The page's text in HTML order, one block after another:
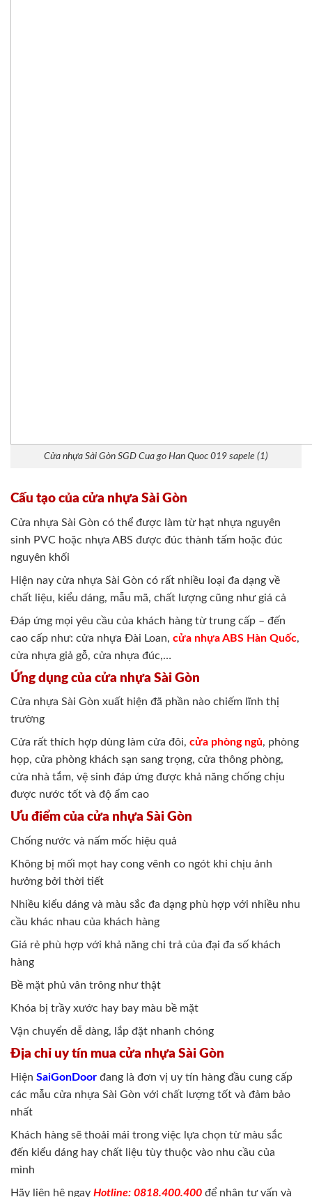
Cửa nhựa Sài Gòn SGD Cua go Han Quoc 019 sapele (1)
Cấu tạo của cửa nhựa Sài Gòn
Cửa nhựa Sài Gòn có thể được làm từ hạt nhựa nguyên
sinh PVC hoặc nhựa ABS được đúc thành tấm hoặc đúc
nguyên khối
Hiện nay cửa nhựa Sài Gòn có rất nhiều loại đa dạng về
chất liệu, kiểu dáng, mẫu mã, chất lượng cũng như giá cả
Đáp ứng mọi yêu cầu của khách hàng từ trung cấp – đến
cao cấp như: cửa nhựa Đài Loan, cửa nhựa ABS Hàn Quốc,
cửa nhựa giả gỗ, cửa nhựa đúc,…
Ứng dụng của cửa nhựa Sài Gòn
Cửa nhựa Sài Gòn xuất hiện đã phần nào chiếm lĩnh thị
trường
Cửa rất thích hợp dùng làm cửa đôi, cửa phòng ngủ, phòng
họp, cửa phòng khách sạn sang trọng, cửa thông phòng,
cửa nhà tắm, vệ sinh đáp ứng được khả năng chống chịu
được nước tốt và độ ẩm cao
Ưu điểm của cửa nhựa Sài Gòn
Chống nước và nấm mốc hiệu quả
Không bị mối mọt hay cong vênh co ngót khi chịu ảnh
hưởng bởi thời tiết
Nhiều kiểu dáng và màu sắc đa dạng phù hợp với nhiều nhu
cầu khác nhau của khách hàng
Giá rẻ phù hợp với khả năng chi trả của đại đa số khách
hàng
Bề mặt phủ vân trông như thật
Khóa bị trầy xước hay bay màu bề mặt
Vận chuyển dễ dàng, lắp đặt nhanh chóng
Địa chỉ uy tín mua cửa nhựa Sài Gòn
Hiện SaiGonDoor đang là đơn vị uy tín hàng đầu cung cấp
các mẫu cửa nhựa Sài Gòn với chất lượng tốt và đảm bảo
nhất
Khách hàng sẽ thoải mái trong việc lựa chọn từ màu sắc
đến kiểu dáng hay chất liệu tùy thuộc vào nhu cầu của
mình
Hãy liên hệ ngay Hotline: 0818.400.400 để nhận tư vấn và